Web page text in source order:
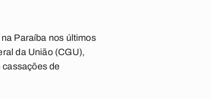
Paraíba nos últimos
da União (CGU),
de